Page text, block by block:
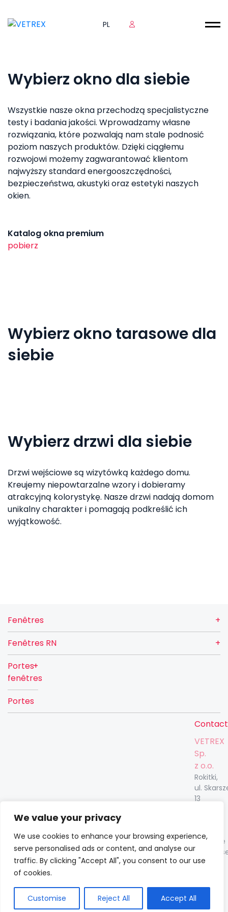
We value your privacy
We use cookies to enhance your browsing experience,
serve personalised ads or content, and analyse our
traffic. By clicking "Accept All", you consent to our use
of cookies.
Customise Reject All Accept All
PL
Wybierz okno dla siebie
Wszystkie nasze okna przechodzą specjalistyczne
testy i badania jakości. Wprowadzamy własne
rozwiązania, które pozwalają nam stale podnosić
poziom naszych produktów. Dzięki ciągłemu
rozwojowi możemy zagwarantować klientom
najwyższy standard energooszczędności,
bezpieczeństwa, akustyki oraz estetyki naszych
okien.
Katalog okna premium
pobierz
Wybierz okno tarasowe dla
siebie
Wybierz drzwi dla siebie
Drzwi wejściowe są wizytówką każdego domu.
Kreujemy niepowtarzalne wzory i dobieramy
atrakcyjną kolorystykę. Nasze drzwi nadają domom
unikalny charakter i pomagają podkreślić ich
wyjątkowość.
Fenêtres
Fenêtres RN
Portes-
fenêtres
Portes
Contact
VETREX
Sp.
z o.o.
Rokitki,
ul.
13
Garantie
Youtube|Facebook
© Copyrights by Vetrex 2021